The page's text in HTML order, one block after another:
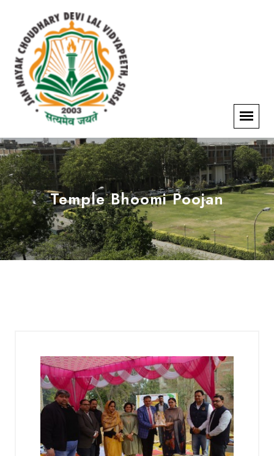
Temple Bhoomi Poojan